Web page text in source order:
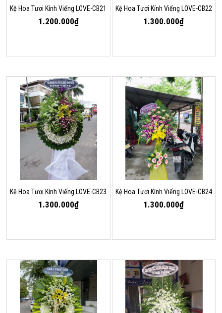
Kệ Hoa Tươi Kính Viếng LOVE-CB21
1.200.000₫
Kệ Hoa Tươi Kính Viếng LOVE-CB22
1.300.000₫
Kệ Hoa Tươi Kính Viếng LOVE-CB23
1.300.000₫
Kệ Hoa Tươi Kính Viếng LOVE-CB24
1.300.000₫